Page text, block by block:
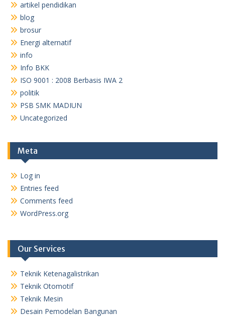
artikel pendidikan
blog
brosur
Energi alternatif
info
Info BKK
ISO 9001 : 2008 Berbasis IWA 2
politik
PSB SMK MADIUN
Uncategorized
Meta
Log in
Entries feed
Comments feed
WordPress.org
Our Services
Teknik Ketenagalistrikan
Teknik Otomotif
Teknik Mesin
Desain Pemodelan Bangunan